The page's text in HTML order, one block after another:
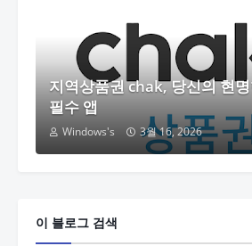
지역상품권 chak, 당신의 현
필수 앱
Windows's 3월 16, 2026
이 블로그 검색